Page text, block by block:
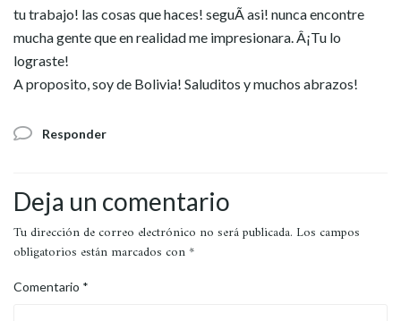
tu trabajo! las cosas que haces! seguÃ­ asi! nunca encontre
mucha gente que en realidad me impresionara. Â¡Tu lo
lograste!
A proposito, soy de Bolivia! Saluditos y muchos abrazos!
Responder
Deja un comentario
Tu dirección de correo electrónico no será publicada. Los campos
obligatorios están marcados con *
Comentario *